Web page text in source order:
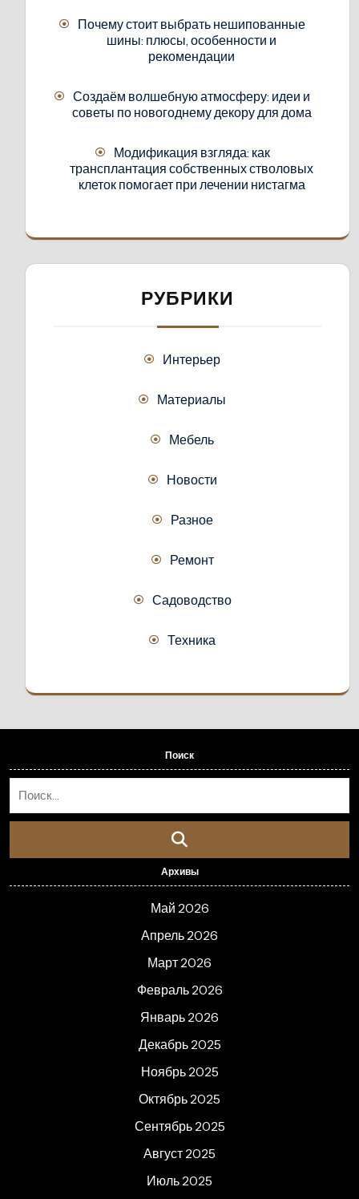
Почему стоит выбрать нешипованные
шины: плюсы, особенности и
рекомендации
Создаём волшебную атмосферу: идеи и
советы по новогоднему декору для дома
Модификация взгляда: как
трансплантация собственных стволовых
клеток помогает при лечении нистагма
РУБРИКИ
Интерьер
Материалы
Мебель
Новости
Разное
Ремонт
Садоводство
Техника
Поиск
Архивы
Май 2026
Апрель 2026
Март 2026
Февраль 2026
Январь 2026
Декабрь 2025
Ноябрь 2025
Октябрь 2025
Сентябрь 2025
Август 2025
Июль 2025